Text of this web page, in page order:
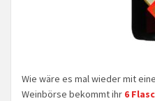
Wie wäre es mal wieder mit
Weinbörse bekommt ihr 6